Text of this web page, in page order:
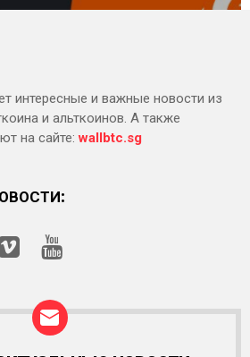
интересные и важные новости из
и альткоинов. А также
на сайте:wallbtc.sg